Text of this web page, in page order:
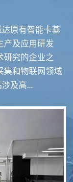
慧食堂系统
原有智能卡基
产及应用研发
研究的企业之
集和物联网领域
及高...